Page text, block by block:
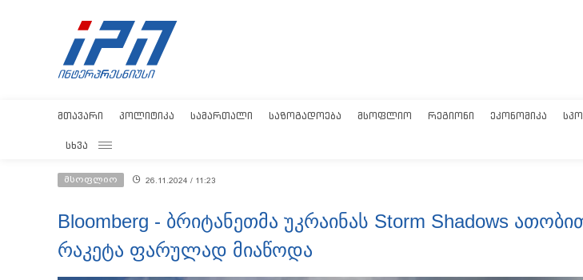
ᲛᲗᲐᲕᲐᲠᲘ ᲞᲝᲚᲘᲢᲘᲙᲐ ᲡᲐᲛᲐᲠᲗᲐᲚᲘ ᲡᲐᲖᲝᲒᲐᲓᲝᲔᲑᲐ ᲛᲡᲝᲤᲚᲘᲝ ᲠᲔᲒᲘᲝᲜᲘ ᲔᲙᲝᲜᲝᲛᲘᲙᲐ
ᲡᲮᲕᲐ
მსოფლიო 26.11.2024 / 11:23
Bloomberg - ბრიტანეთმა უკრაინას Storm Shadows
რაკეტა ფარულად მიაწოდა